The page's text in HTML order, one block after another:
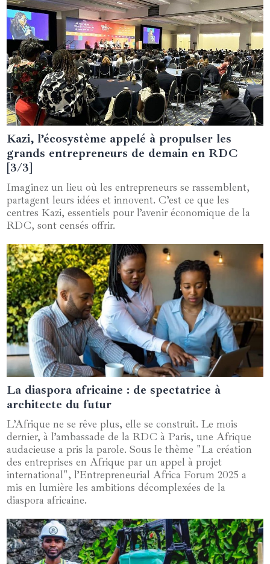
19 juin 2024
Kazi, l’écosystème appelé à propulser les
grands entrepreneurs de demain en RDC
[3/3]
Imaginez un lieu où les entrepreneurs se rassemblent,
partagent leurs idées et innovent. C’est ce que les
centres Kazi, essentiels pour l’avenir économique de la
RDC, sont censés offrir.
02 juin 2025
La diaspora africaine : de spectatrice à
architecte du futur
L’Afrique ne se rêve plus, elle se construit. Le mois
dernier, à l’ambassade de la RDC à Paris, une Afrique
audacieuse a pris la parole. Sous le thème "La création
des entreprises en Afrique par un appel à projet
international", l’Entrepreneurial Africa Forum 2025 a
mis en lumière les ambitions décomplexées de la
diaspora africaine.